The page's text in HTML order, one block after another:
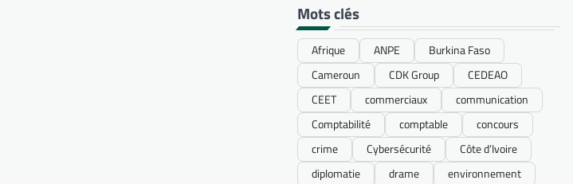
Mots clés
Afrique ANPE
Burkina Faso
Cameroun
CDK Group
CEDEAO
CEET
commerciaux
communication
Comptabilité
comptable
concours
crime
Cybersécurité
Côte d’Ivoire
diplomatie
drame
environnement